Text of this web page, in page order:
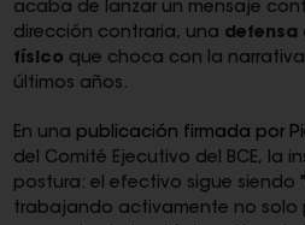
acaba de lanzar un mensaje
dirección contraria, una defensa
físico que choca con la
últimos años.
En una publicación firmada por
del Comité Ejecutivo del BCE, la
postura: el efectivo sigue siendo
trabajando activamente no solo